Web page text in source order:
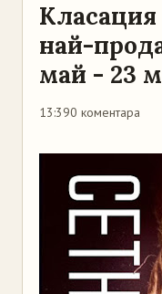
най-
май - 23
13:390 коментара